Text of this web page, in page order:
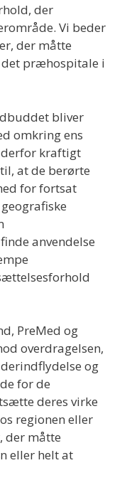
der
Vi beder
der måtte
præhospitale i
bliver
omkring ens
kraftigt
at de berørte
for fortsat
anvendelse
PreMed og
overdragelsen,
og
for de
deres virke
regionen eller
der måtte
eller helt at